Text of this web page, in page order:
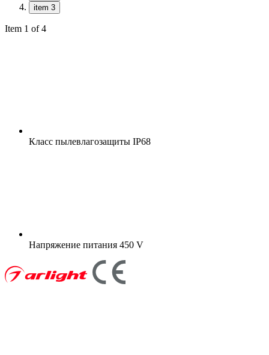
item 3
Item 1 of 4
Класс пылевлагозащиты IP68
Напряжение питания 450 V